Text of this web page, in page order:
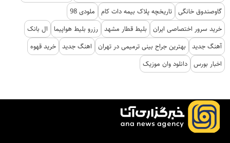
گاوصندوق خانگی تاریخچه پلاک بیمه دات کام
ملودی 98
خرید سرور اختصاصی ایران
بلیط قطار مشهد رزرو بلیط هواپیما
ال بانک
آهنگ جدید
بهترین جراح بینی ترمیمی در تهران اهنگ جدید خرید قهوه
اخبار بورس دانلود وان موزیک